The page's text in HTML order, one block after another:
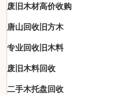
废旧木材高价收购
唐山回收旧方木
专业回收旧木料
废旧木料回收
二手木托盘回收